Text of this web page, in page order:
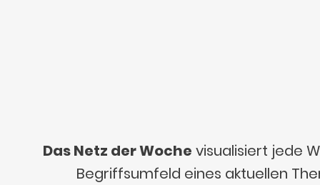
Das Netz der Woche visualisiert jede
Begriffsumfeld eines aktuellen